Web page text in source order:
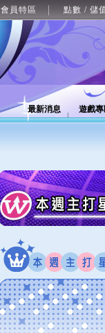
會員特區 點數 / 儲
最新消息 遊戲